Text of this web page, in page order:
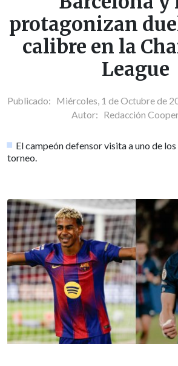
protagonizan
calibre en la
League
Publicado: Miércoles, 1 de Octubre de
Autor: Redacción
El campeón defensor visita a uno de
torneo.